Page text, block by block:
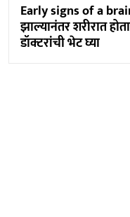
Early signs of a
झाल्यानंतर शरीरात
डॉक्टरांची भेट घ्या